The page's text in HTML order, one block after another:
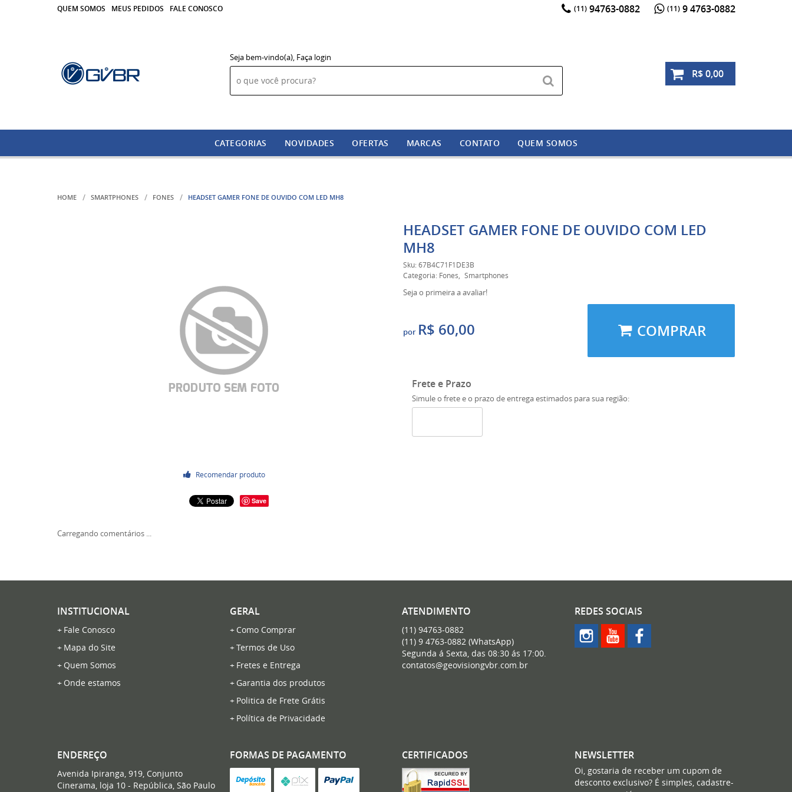
QUEM SOMOS MEUS PEDIDOS FALE CONOSCO (11)94763-0882 (11)9 4763-0882
Seja bem-vindo(a), Faça login
R$ 0,00
CATEGORIAS NOVIDADES OFERTAS MARCAS CONTATO QUEM SOMOS
HOME SMARTPHONES FONES HEADSET GAMER FONE DE OUVIDO COM LED MH8
Recomendar produto
Save
HEADSET GAMER FONE DE OUVIDO COM LED
MH8
Sku:67B4C71F1DE3B
Categoria: Fones Smartphones
Seja o primeira a avaliar!
por R$ 60,00 COMPRAR
Frete e Prazo
Simule o frete e o prazo de entrega estimados para sua região:
Carregando comentários ...
INSTITUCIONAL
Fale Conosco
Mapa do Site
Quem Somos
Onde estamos
GERAL
Como Comprar
Termos de Uso
Fretes e Entrega
Garantia dos produtos
Politica de Frete Grátis
Política de Privacidade
ATENDIMENTO
(11) 94763-0882
(11) 9 4763-0882 (WhatsApp)
Segunda á Sexta, das 08:30 ás 17:00.
contatos@geovisiongvbr.com.br
REDES SOCIAIS
ENDEREÇO
Avenida Ipiranga, 919, Conjunto
Cinerama, loja 10 - República, São Paulo
FORMAS DE PAGAMENTO CERTIFICADOS NEWSLETTER
Oi, gostaria de receber um cupom de
desconto exclusivo? É simples, cadastre-